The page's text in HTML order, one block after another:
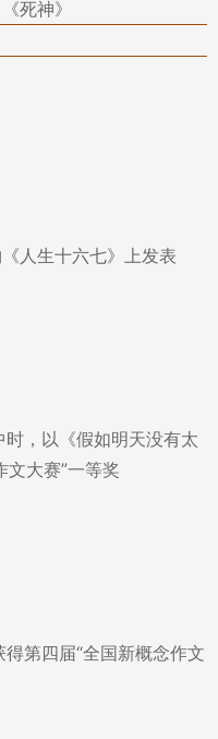
死神》
人生十六七》上发表
时，以《假如明天没有太
文大赛”一等奖
第四届“全国新概念作文